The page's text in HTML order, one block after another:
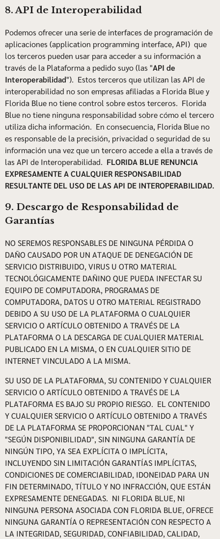
8. API de Interoperabilidad
Podemos ofrecer una serie de interfaces de programación de
aplicaciones (application programming interface, API) que
los terceros pueden usar para acceder a su información a
través de la Plataforma a pedido suyo (las "API de
Interoperabilidad"). Estos terceros que utilizan las API de
interoperabilidad no son empresas afiliadas a Florida Blue y
Florida Blue no tiene control sobre estos terceros. Florida
Blue no tiene ninguna responsabilidad sobre cómo el tercero
utiliza dicha información. En consecuencia, Florida Blue no
es responsable de la precisión, privacidad o seguridad de su
información una vez que un tercero accede a ella a través de
las API de Interoperabilidad. FLORIDA BLUE RENUNCIA
EXPRESAMENTE A CUALQUIER RESPONSABILIDAD
RESULTANTE DEL USO DE LAS API DE INTEROPERABILIDAD.
9. Descargo de Responsabilidad de
Garantías
NO SEREMOS RESPONSABLES DE NINGUNA PÉRDIDA O
DAÑO CAUSADO POR UN ATAQUE DE DENEGACIÓN DE
SERVICIO DISTRIBUIDO, VIRUS U OTRO MATERIAL
TECNOLÓGICAMENTE DAÑINO QUE PUEDA INFECTAR SU
EQUIPO DE COMPUTADORA, PROGRAMAS DE
COMPUTADORA, DATOS U OTRO MATERIAL REGISTRADO
DEBIDO A SU USO DE LA PLATAFORMA O CUALQUIER
SERVICIO O ARTÍCULO OBTENIDO A TRAVÉS DE LA
PLATAFORMA O LA DESCARGA DE CUALQUIER MATERIAL
PUBLICADO EN LA MISMA, O EN CUALQUIER SITIO DE
INTERNET VINCULADO A LA MISMA.
SU USO DE LA PLATAFORMA, SU CONTENIDO Y CUALQUIER
SERVICIO O ARTÍCULO OBTENIDO A TRAVÉS DE LA
PLATAFORMA ES BAJO SU PROPIO RIESGO. EL CONTENIDO
Y CUALQUIER SERVICIO O ARTÍCULO OBTENIDO A TRAVÉS
DE LA PLATAFORMA SE PROPORCIONAN "TAL CUAL" Y
"SEGÚN DISPONIBILIDAD", SIN NINGUNA GARANTÍA DE
NINGÚN TIPO, YA SEA EXPLÍCITA O IMPLÍCITA,
INCLUYENDO SIN LIMITACIÓN GARANTÍAS IMPLÍCITAS,
CONDICIONES DE COMERCIABILIDAD, IDONEIDAD PARA UN
FIN DETERMINADO, TÍTULO Y NO INFRACCIÓN, QUE ESTÁN
EXPRESAMENTE DENEGADAS. NI FLORIDA BLUE, NI
NINGUNA PERSONA ASOCIADA CON FLORIDA BLUE, OFRECE
NINGUNA GARANTÍA O REPRESENTACIÓN CON RESPECTO A
LA INTEGRIDAD, SEGURIDAD, CONFIABILIDAD, CALIDAD,